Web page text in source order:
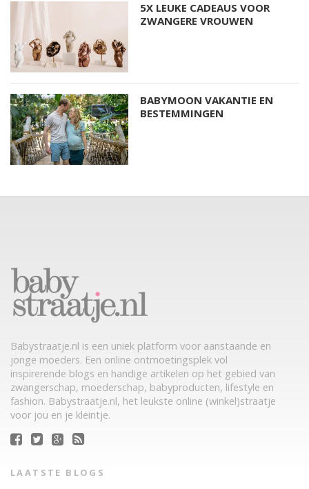
5X LEUKE CADEAUS VOOR
ZWANGERE VROUWEN
BABYMOON VAKANTIE EN
BESTEMMINGEN
Babystraatje.nl is een uniek platform voor aanstaande en
jonge moeders. Een online ontmoetingsplek vol
inspirerende blogs en handige artikelen op het gebied van
zwangerschap, moederschap, babyproducten, lifestyle en
fashion. Babystraatje.nl, het leukste online (winkel)straatje
voor jou en je kleintje.
LAATSTE BLOGS